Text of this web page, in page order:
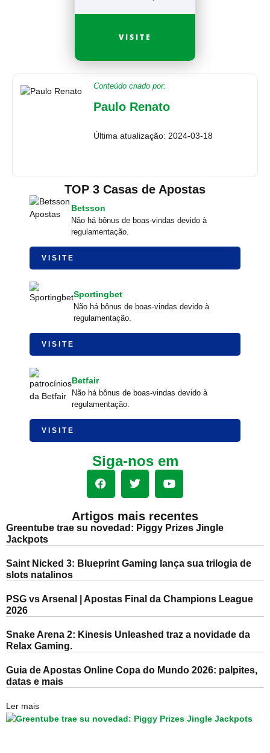
VISITE
Conteúdo criado por:
Paulo Renato
Última atualização: 2024-03-18
TOP 3 Casas de Apostas
Betsson
Não há bônus de boas-vindas devido à
regulamentação.
VISITE
Sportingbet
Não há bônus de boas-vindas devido à
regulamentação.
VISITE
Betfair
Não há bônus de boas-vindas devido à
regulamentação.
VISITE
Siga-nos em
Artigos mais recentes
Greentube trae su novedad: Piggy Prizes Jingle
Jackpots
Saint Nicked 3: Blueprint Gaming lança sua trilogia de
slots natalinos
PSG vs Arsenal | Apostas Final da Champions League
2026
Snake Arena 2: Kinesis Unleashed traz a novidade da
Relax Gaming.
Guia de Apostas Online Copa do Mundo 2026: palpites,
datas e mais
Ler mais